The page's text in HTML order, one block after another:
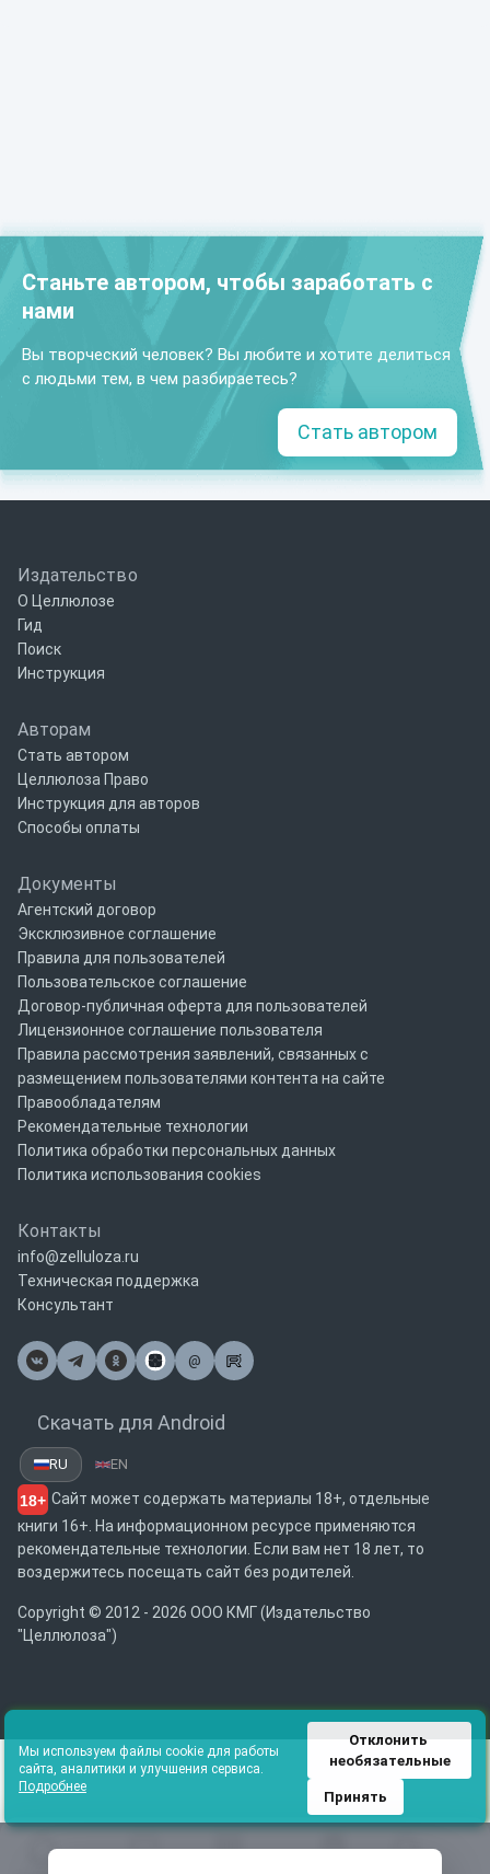
Станьте автором, чтобы заработать с
нами
Вы творческий человек? Вы любите и хотите делиться
с людьми тем, в чем разбираетесь?
Стать автором
Издательство
О Целлюлозе
Гид
Поиск
Инструкция
Авторам
Стать автором
Целлюлоза Право
Инструкция для авторов
Способы оплаты
Документы
Агентский договор
Эксклюзивное соглашение
Правила для пользователей
Пользовательское соглашение
Договор-публичная оферта для пользователей
Лицензионное соглашение пользователя
Правила рассмотрения заявлений, связанных с
размещением пользователями контента на сайте
Правообладателям
Рекомендательные технологии
Политика обработки персональных данных
Политика использования cookies
Контакты
info@zelluloza.ru
Техническая поддержка
Консультант
@
Почта
Скачать для Android
RU EN
18+ Сайт может содержать материалы 18+, отдельные
книги 16+. На информационном ресурсе применяются
рекомендательные технологии. Если вам нет 18 лет, то
воздержитесь посещать сайт без родителей.
Copyright © 2012 - 2026 ООО КМГ (Издательство
"Целлюлоза")
Мы используем файлы cookie для работы
сайта, аналитики и улучшения сервиса.
Подробнее
Отклонить
необязательные
Принять